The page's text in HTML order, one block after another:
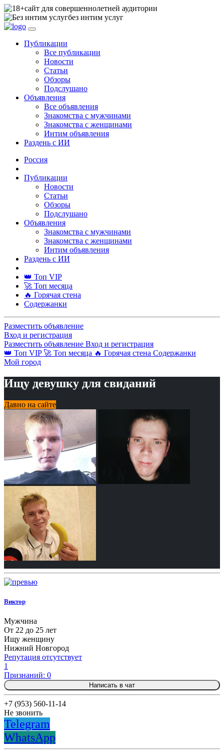
сайт для совершеннолетней аудитории
без интим услуг
Публикации
Все публикации
Новости
Статьи
Обзоры
Подслушано
Объявления
Все объявления
Знакомства с мужчинами
Знакомства с женщинами
Интим объявления
Раздень с ИИ
Россия
Публикации
Новости
Статьи
Обзоры
Подслушано
Объявления
Знакомства с мужчинами
Знакомства с женщинами
Интим объявления
Раздень с ИИ
👑 Топ VIP
🚀 Топ месяца
🔥 Горячая стена
Содержанки
Разместить объявление
Вход и регистрация
Разместить объявление Вход и регистрация
👑 Топ VIP 🚀 Топ месяца 🔥 Горячая стена Содержанки
Мой город
Ищу девушку для свиданий
Давно на сайте
Виктор
Мужчина
От 22 до 25 лет
Ищу женщину
Нижний Новгород
Репутация отсутствует
1
Признаний: 0
Написать в чат
+7 (953) 560-11-14
Не звонить
Telegram
WhatsApp